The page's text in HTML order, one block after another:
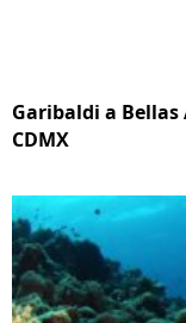
Garibaldi a
CDMX